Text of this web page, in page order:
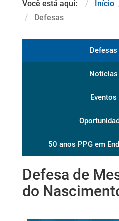
Você está aqui: Início
Defesas
Defesas
Notícias
Eventos
50 anos PPG em
Defesa de
do